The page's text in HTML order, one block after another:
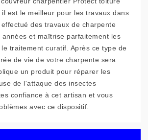
est le meilleur pour les travaux dans
des travaux de charpente
années et maîtrise parfaitement les
traitement curatif. Après ce type de
de vie de votre charpente sera
un produit pour réparer les
de l'attaque des insectes
confiance à cet artisan et vous
avec ce dispositif.